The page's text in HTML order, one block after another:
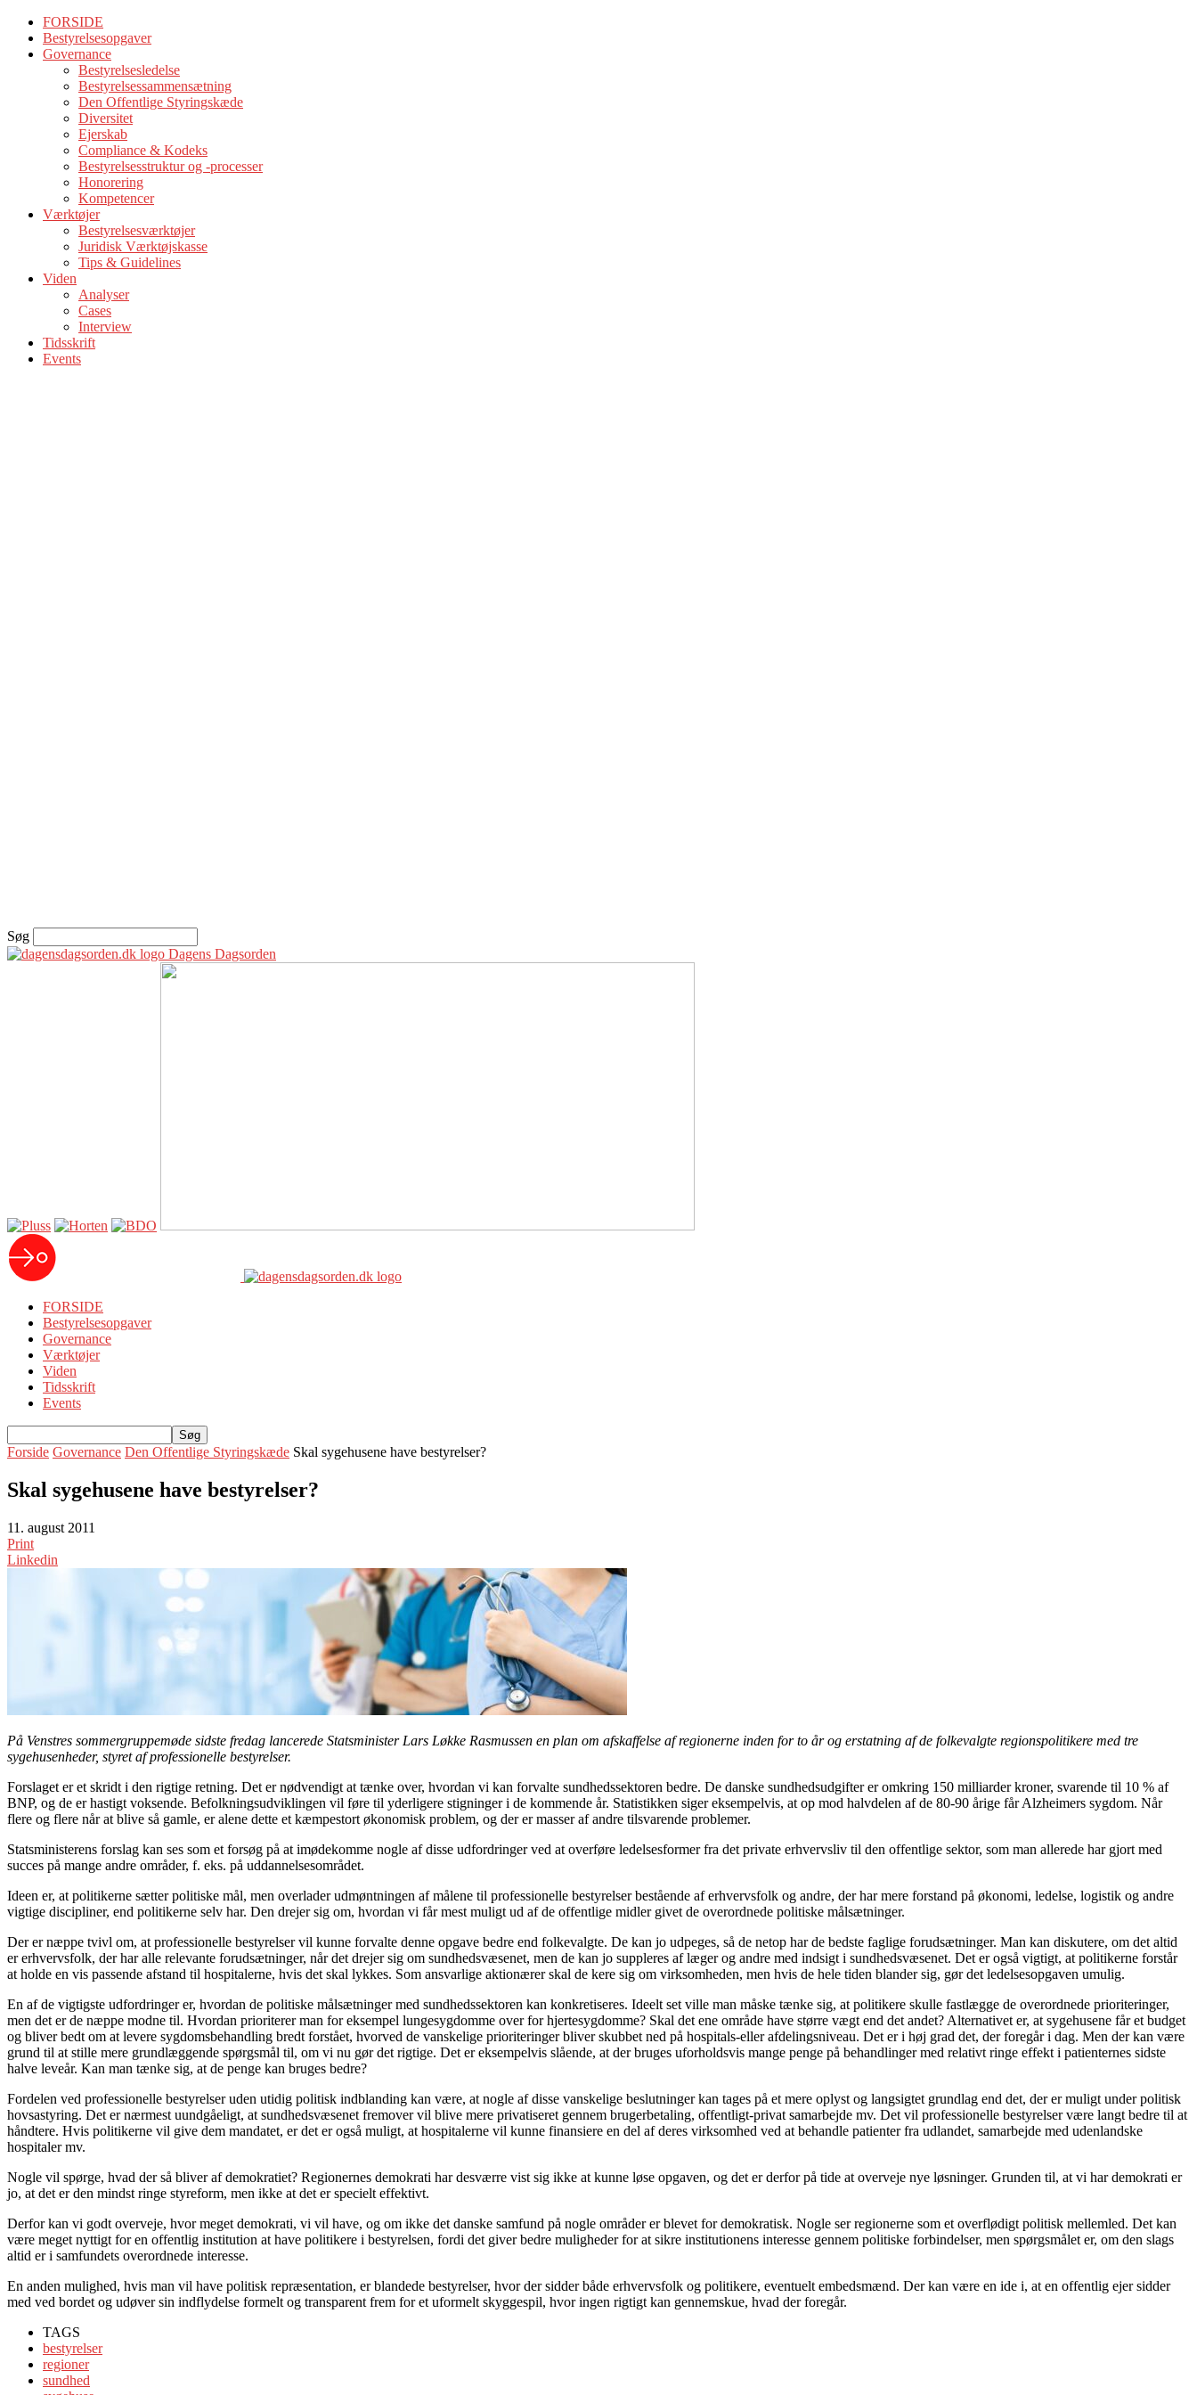
FORSIDE
Bestyrelsesopgaver
Governance
Bestyrelsesledelse
Bestyrelsessammensætning
Den Offentlige Styringskæde
Diversitet
Ejerskab
Compliance & Kodeks
Bestyrelsesstruktur og -processer
Honorering
Kompetencer
Værktøjer
Bestyrelsesværktøjer
Juridisk Værktøjskasse
Tips & Guidelines
Viden
Analyser
Cases
Interview
Tidsskrift
Events
Søg
Dagens Dagsorden
FORSIDE
Bestyrelsesopgaver
Governance
Værktøjer
Viden
Tidsskrift
Events
Forside Governance Den Offentlige Styringskæde Skal sygehusene have bestyrelser?
Skal sygehusene have bestyrelser?
11. august 2011
Print
Linkedin
På Venstres sommergruppemøde sidste fredag lancerede Statsminister Lars Løkke Rasmussen en plan om afskaffelse af regionerne inden for to år og erstatning af de folkevalgte regionspolitikere med tre
sygehusenheder, styret af professionelle bestyrelser.
Forslaget er et skridt i den rigtige retning. Det er nødvendigt at tænke over, hvordan vi kan forvalte sundhedssektoren bedre. De danske sundhedsudgifter er omkring 150 milliarder kroner, svarende til 10 % af
BNP, og de er hastigt voksende. Befolkningsudviklingen vil føre til yderligere stigninger i de kommende år. Statistikken siger eksem­pelvis, at op mod halvdelen af de 80-90 årige får Alzheimers sygdom. Når
flere og flere når at blive så gamle, er alene dette et kæmpestort økonomisk problem, og der er masser af andre tilsvarende problemer.
Statsministerens forslag kan ses som et forsøg på at imødekomme nogle af disse udfordringer ved at overføre ledelsesformer fra det pri­vate erhvervsliv til den offentlige sektor, som man allerede har gjort med
succes på mange andre områder, f. eks. på uddannelsesområdet.
Ideen er, at politikerne sætter politiske mål, men overlader udmønt­ningen af målene til professionelle bestyrelser bestående af erhvervs­folk og andre, der har mere forstand på økonomi, ledelse, logistik og andre
vigtige discipliner, end politikerne selv har. Den drejer sig om, hvordan vi får mest muligt ud af de offentlige midler givet de over­ordnede politiske målsætninger.
Der er næppe tvivl om, at professionelle bestyrelser vil kunne forvalte denne opgave bedre end folkevalgte. De kan jo udpeges, så de netop har de bedste faglige forudsætninger. Man kan diskutere, om det altid
er erhvervsfolk, der har alle relevante forudsætninger, når det drejer sig om sundhedsvæsenet, men de kan jo suppleres af læger og andre med indsigt i sundhedsvæsenet. Det er også vigtigt, at politikerne forstår
at holde en vis passende afstand til hospitalerne, hvis det skal lykkes. Som ansvarlige aktionærer skal de kere sig om virksomheden, men hvis de hele tiden blander sig, gør det ledelsesopgaven umulig.
En af de vigtigste udfordringer er, hvordan de politiske målsætninger med sundhedssektoren kan konkretiseres. Ideelt set ville man måske tænke sig, at politikere skulle fastlægge de overordnede prioriteringer,
men det er de næppe modne til. Hvordan prioriterer man for eksem­pel lungesygdomme over for hjertesygdomme? Skal det ene område have større vægt end det andet? Alternativet er, at sygehusene får et budget
og bliver bedt om at levere sygdomsbehandling bredt forstået, hvorved de vanskelige prioriteringer bliver skubbet ned på hospitals-eller afdelingsniveau. Det er i høj grad det, der foregår i dag. Men der kan være
grund til at stille mere grundlæggende spørgsmål til, om vi nu gør det rigtige. Det er eksempelvis slående, at der bruges uforholdsvis mange penge på behandlinger med relativt ringe effekt i patienternes sidste
halve leveår. Kan man tænke sig, at de penge kan bruges bedre?
Fordelen ved professionelle bestyrelser uden utidig politisk indblan­ding kan være, at nogle af disse vanskelige beslutninger kan tages på et mere oplyst og langsigtet grundlag end det, der er muligt under politisk
hovsastyring. Det er nærmest uundgåeligt, at sundhedsvæ­senet fremover vil blive mere privatiseret gennem brugerbetaling, offentligt-privat samarbejde mv. Det vil professionelle bestyrelser være langt bedre til at
håndtere. Hvis politikerne vil give dem manda­tet, er det er også muligt, at hospitalerne vil kunne finansiere en del af deres virksomhed ved at behandle patienter fra udlandet, samarbejde med udenlandske
hospitaler mv.
Nogle vil spørge, hvad der så bliver af demokratiet? Regionernes demokrati har desværre vist sig ikke at kunne løse opgaven, og det er derfor på tide at overveje nye løsninger. Grunden til, at vi har demokrati er
jo, at det er den mindst ringe styreform, men ikke at det er specielt effektivt.
Derfor kan vi godt overveje, hvor meget demokrati, vi vil have, og om ikke det danske samfund på nogle områder er blevet for demokratisk. Nogle ser regionerne som et overflødigt politisk mel­lemled. Det kan
være meget nyttigt for en offentlig institution at have politikere i bestyrelsen, fordi det giver bedre muligheder for at sikre institutionens interesse gennem politiske forbindelser, men spørgsmålet er, om den slags
altid er i samfundets overordnede interesse.
En anden mulighed, hvis man vil have politisk repræsentation, er blandede bestyrelser, hvor der sidder både erhvervsfolk og politikere, eventuelt embedsmænd. Der kan være en ide i, at en offentlig ejer sidder
med ved bordet og udøver sin indflydelse formelt og transparent frem for et uformelt skyggespil, hvor ingen rigtigt kan gennemskue, hvad der foregår.
TAGS
bestyrelser
regioner
sundhed